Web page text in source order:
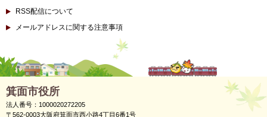
RSS配信について
メールアドレスに関する注意事項
箕面市役所
法人番号：1000020272205
〒562-0003大阪府箕面市西小路4丁目6番1号